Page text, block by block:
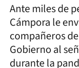
Ante miles de
Cámpora le
compañeros
Gobierno al
durante la